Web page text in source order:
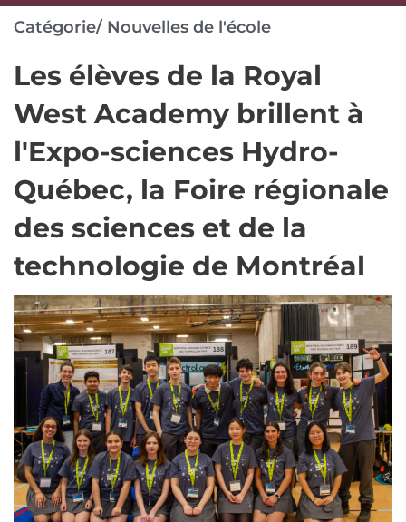
Catégorie/ Nouvelles de l'école
Les élèves de la Royal
West Academy brillent à
l'Expo-sciences Hydro-
Québec, la Foire régionale
des sciences et de la
technologie de Montréal